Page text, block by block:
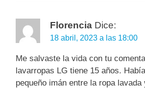
Florencia Dice:
18 abril, 2023 a las 18:00
Me salvaste la vida con tu
lavarropas LG tiene 15 años.
pequeño imán entre la ropa lavada